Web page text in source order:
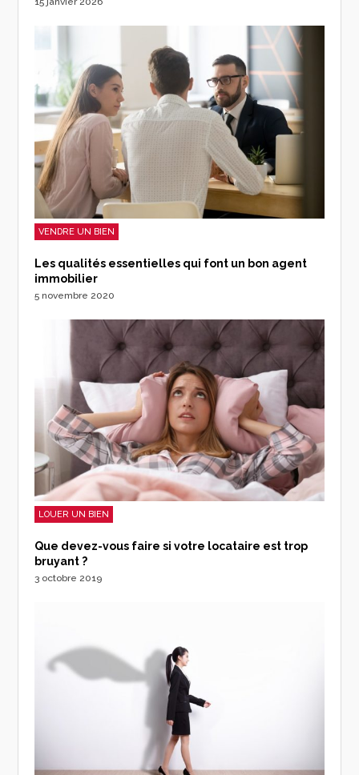
VENDRE UN BIEN
Les qualités essentielles qui font un bon agent
immobilier
5 novembre 2020
LOUER UN BIEN
Que devez-vous faire si votre locataire est trop
bruyant ?
3 octobre 2019